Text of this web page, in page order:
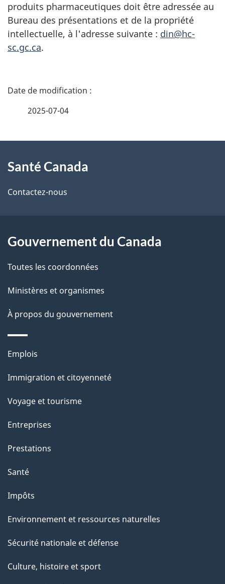
produits pharmaceutiques doit être adressée au
Bureau des présentations et de la propriété
intellectuelle, à l'adresse suivante : din@hc-
sc.gc.ca.
D
i
l
d
e
p
a
2025-07-04
propos
de
site
Santé Canada
Contactez-nous
Gouvernement du Canada
Toutes les coordonnées
Ministères et organismes
À propos du gouvernement
Thèmes
sujets
Emplois
Immigration et citoyenneté
Voyage et tourisme
Entreprises
Prestations
Santé
Impôts
Environnement et ressources naturelles
Sécurité nationale et défense
Culture, histoire et sport